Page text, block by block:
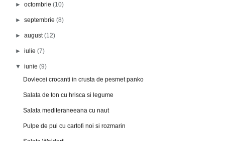
►octombrie(10)
►septembrie(8)
►august(12)
►iulie(7)
▼iunie(9)
Dovlecei crocanti in crusta de pesmet panko
Salata de ton cu hrisca si legume
Salata mediteraneeana cu naut
Pulpe de pui cu cartofi noi si rozmarin